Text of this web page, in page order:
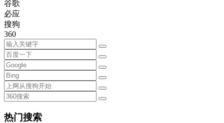
谷歌
必应
搜狗
360
热门搜索